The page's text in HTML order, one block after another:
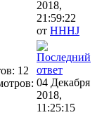
2018,
21:59:22
от HHHJ
12
04 Декабря
2018,
11:25:15